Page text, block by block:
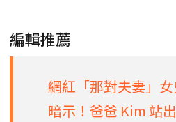
編輯推薦
網紅「那對夫妻」
暗示！爸爸 Kim 站